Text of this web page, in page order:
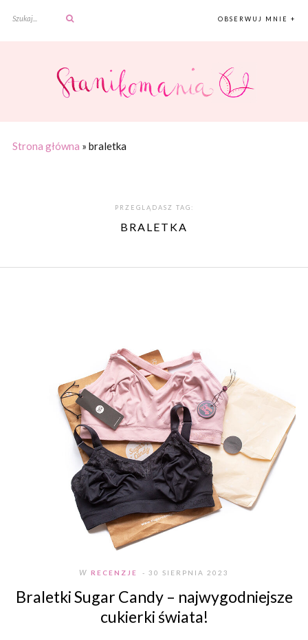
OBSERWUJ MNIE +
Strona główna » braletka
PRZEGLĄDASZ TAG:
BRALETKA
W RECENZJE - 30 SIERPNIA 2023
Braletki Sugar Candy – najwygodniejsze
cukierki świata!